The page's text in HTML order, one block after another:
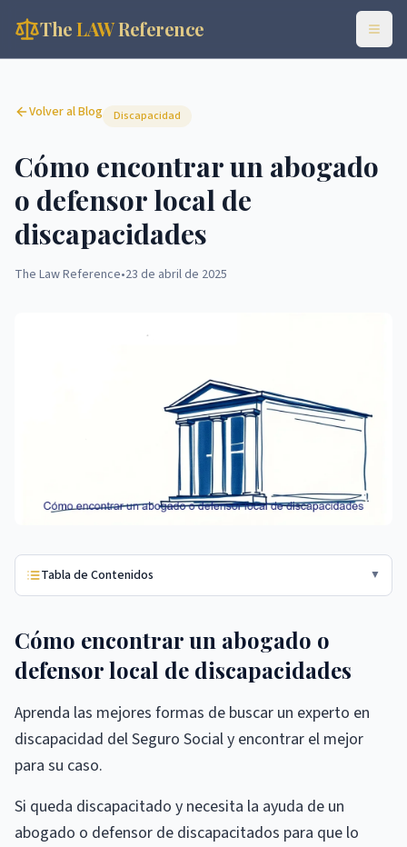
TheLAWReference
Volver al Blog Discapacidad
Cómo encontrar un abogado
o defensor local de
discapacidades
The Law Reference•23 de abril de 2025
Tabla de Contenidos ▼
Cómo encontrar un abogado o
defensor local de discapacidades
Aprenda las mejores formas de buscar un experto en
discapacidad del Seguro Social y encontrar el mejor
para su caso.
Si queda discapacitado y necesita la ayuda de un
abogado o defensor de discapacitados para que lo